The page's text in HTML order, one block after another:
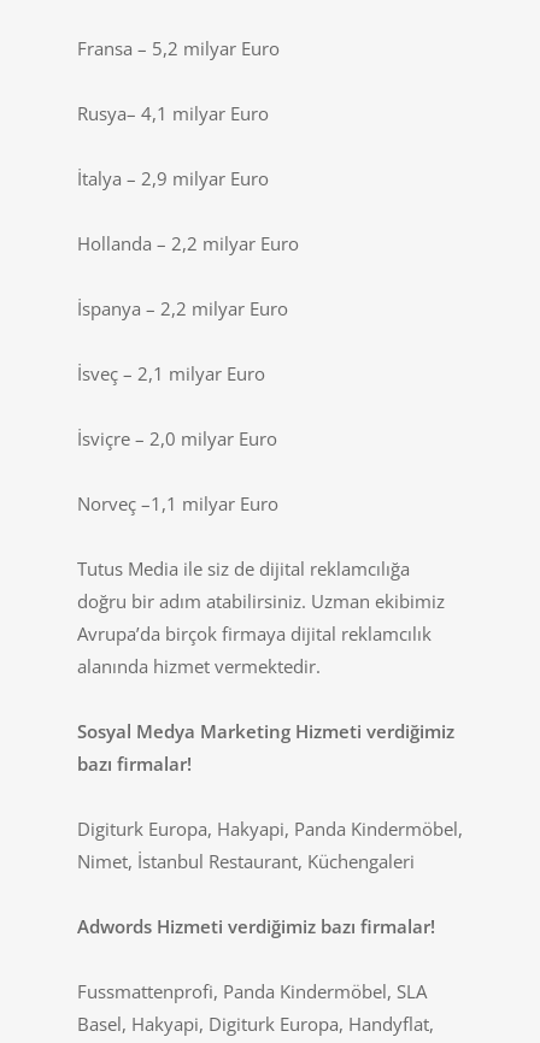
Fransa – 5,2 milyar Euro
Rusya– 4,1 milyar Euro
İtalya – 2,9 milyar Euro
Hollanda – 2,2 milyar Euro
İspanya – 2,2 milyar Euro
İsveç – 2,1 milyar Euro
İsviçre – 2,0 milyar Euro
Norveç –1,1 milyar Euro
Tutus Media ile siz de dijital reklamcılığa
doğru bir adım atabilirsiniz. Uzman ekibimiz
Avrupa’da birçok firmaya dijital reklamcılık
alanında hizmet vermektedir.
Sosyal Medya Marketing Hizmeti verdiğimiz
bazı firmalar!
Digiturk Europa, Hakyapi, Panda Kindermöbel,
Nimet, İstanbul Restaurant, Küchengaleri
Adwords Hizmeti verdiğimiz bazı firmalar!
Fussmattenprofi, Panda Kindermöbel, SLA
Basel, Hakyapi, Digiturk Europa, Handyflat,